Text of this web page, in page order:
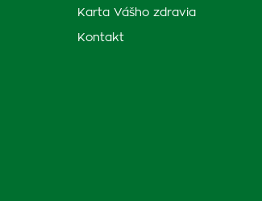
Karta Vášho zdravia
Kontakt